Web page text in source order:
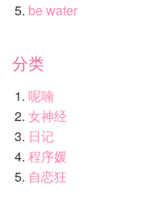
be water
分类
呢喃
女神经
日记
程序媛
自恋狂